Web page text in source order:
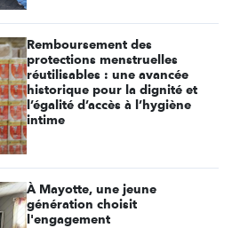
Remboursement des
protections menstruelles
réutilisables : une avancée
historique pour la dignité et
l’égalité d’accès à l’hygiène
intime
À Mayotte, une jeune
génération choisit
l'engagement